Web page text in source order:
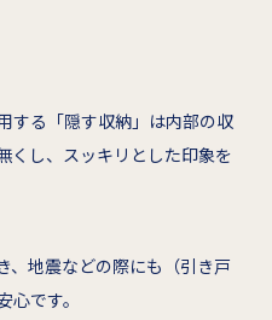
する「隠す収納」は内部の収
くし、スッキリとした印象を
、地震などの際にも（引き戸
です。